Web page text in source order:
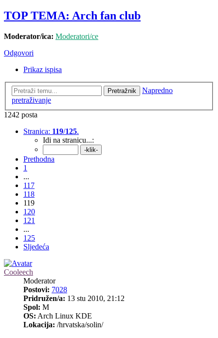
TOP TEMA: Arch fan club
Moderator/ica: Moderatori/ce
Odgovori
Prikaz ispisa
Pretražnik
Napredno
pretraživanje
1242 posta
Stranica: 119/125.
Idi na stranicu...:
Prethodna
1
...
117
118
119
120
121
...
125
Sljedeća
Cooleech
Moderator
Postovi: 7028
Pridružen/a: 13 stu 2010, 21:12
Spol: M
OS: Arch Linux KDE
Lokacija: /hrvatska/solin/